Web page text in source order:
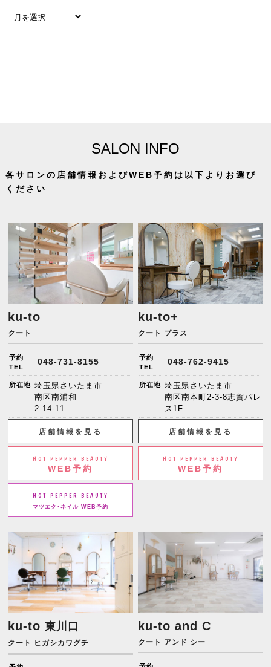
SALON INFO
各サロンの店舗情報およびWEB予約は以下よりお選び
ください
ku-to
クート
予約
TEL
048-731-8155
所在地 埼玉県さいたま市
南区南浦和
2-14-11
店舗情報を見る
HOT PEPPER BEAUTY
WEB予約
HOT PEPPER BEAUTY
マツエク･ネイル WEB予約
ku-to+
クート プラス
予約
TEL
048-762-9415
所在地 埼玉県さいたま市
南区南本町2-3-8志賀パレ
ス1F
店舗情報を見る
HOT PEPPER BEAUTY
WEB予約
ku-to東川口
クート ヒガシカワグチ
ku-to and C
クート アンド シー